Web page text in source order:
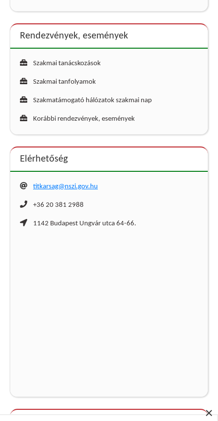
×
Rendezvények, események
Szakmai tanácskozások
Szakmai tanfolyamok
Szakmatámogató hálózatok szakmai nap
Korábbi rendezvények, események
Elérhetőség
titkarsag@nszi.gov.hu
+36 20 381 2988
1142 Budapest Ungvár utca 64-66.